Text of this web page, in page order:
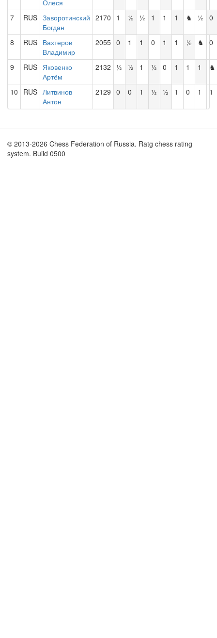
Олеся
7 RUS Заворотинский
Богдан
2170 1 ½ ½ 1 1 1 ♞ ½ 0
8 RUS Вахтеров
Владимир
2055 0 1 1 0 1 1 ½ ♞ 0
9 RUS Яковенко
Артём
2132 ½ ½ 1 ½ 0 1 1 1 ♞
10 RUS Литвинов
Антон
2129 0 0 1 ½ ½ 1 0 1 1
© 2013-2026 Chess Federation of Russia. Ratg chess rating
system. Build 0500